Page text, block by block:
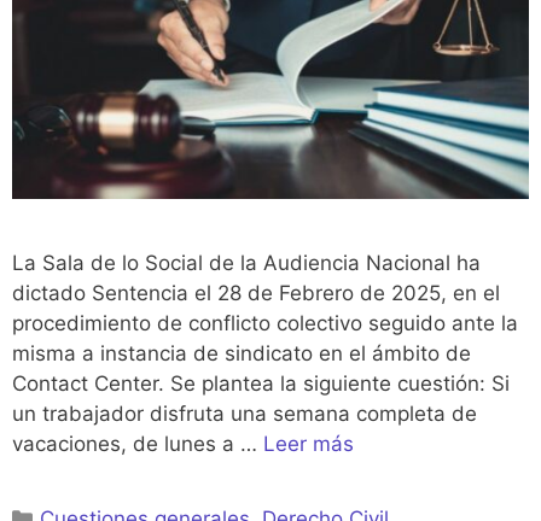
La Sala de lo Social de la Audiencia Nacional ha
dictado Sentencia el 28 de Febrero de 2025, en el
procedimiento de conflicto colectivo seguido ante la
misma a instancia de sindicato en el ámbito de
Contact Center. Se plantea la siguiente cuestión: Si
un trabajador disfruta una semana completa de
vacaciones, de lunes a … Leer más
Categorías